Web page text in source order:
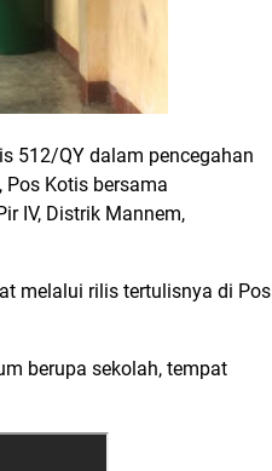
512/QY dalam pencegahan
Kotis bersama
IV, Distrik Mannem,
melalui rilis tertulisnya di Pos
berupa sekolah, tempat